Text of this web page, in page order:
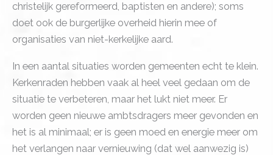
christelijk gereformeerd, baptisten en andere); soms
doet ook de burgerlijke overheid hierin mee of
organisaties van niet-kerkelijke aard.
In een aantal situaties worden gemeenten echt te klein.
Kerkenraden hebben vaak al heel veel gedaan om de
situatie te verbeteren, maar het lukt niet meer. Er
worden geen nieuwe ambtsdragers meer gevonden en
het is al minimaal; er is geen moed en energie meer om
het verlangen naar vernieuwing (dat wel aanwezig is)